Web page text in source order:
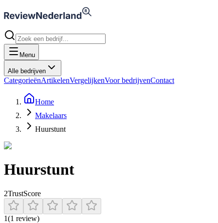
Menu
Alle bedrijven
CategorieënArtikelenVergelijkenVoor bedrijvenContact
Home
Makelaars
Huurstunt
Huurstunt
2TrustScore
1(1 review)